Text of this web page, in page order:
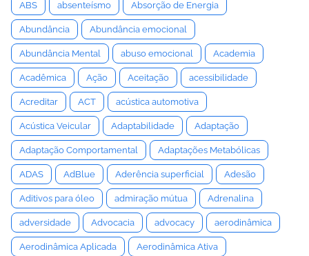
ABS absenteísmo Absorção de Energia
Abundância Abundância emocional
Abundância Mental abuso emocional Academia
Acadêmica Ação Aceitação acessibilidade
Acreditar ACT acústica automotiva
Acústica Veicular Adaptabilidade Adaptação
Adaptação Comportamental Adaptações Metabólicas
ADAS AdBlue Aderência superficial Adesão
Aditivos para óleo admiração mútua Adrenalina
adversidade Advocacia advocacy aerodinâmica
Aerodinâmica Aplicada Aerodinâmica Ativa